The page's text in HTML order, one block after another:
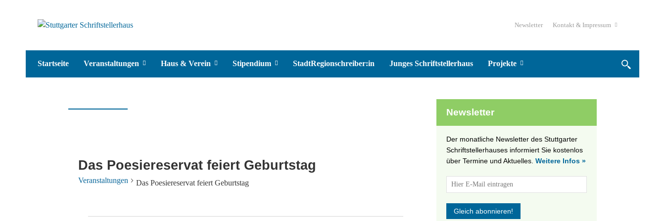
Newsletter Kontakt & Impressum
Startseite Veranstaltungen Haus & Verein Stipendium StadtRegionschreiber:in Junges Schriftstellerhaus Projekte
Das Poesiereservat feiert Geburtstag
Veranstaltungen Das Poesiereservat feiert Geburtstag
Newsletter
Der monatliche Newsletter des Stuttgarter
Schriftstellerhauses informiert Sie kostenlos
über Termine und Aktuelles. Weitere Infos »